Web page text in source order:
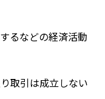
るなどの経済活動
取引は成立しない